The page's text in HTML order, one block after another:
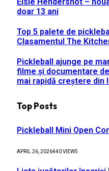
doar 13 ani
Top 5 palete de
Clasamentul The
Pickleball ajunge pe
filme și documentare
mai rapidă creștere din
Top Posts
Pickleball Mini Open
APRIL 26, 2026440VIEWS